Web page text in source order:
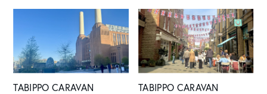
TABIPPO CARAVAN TABIPPO CARAVAN